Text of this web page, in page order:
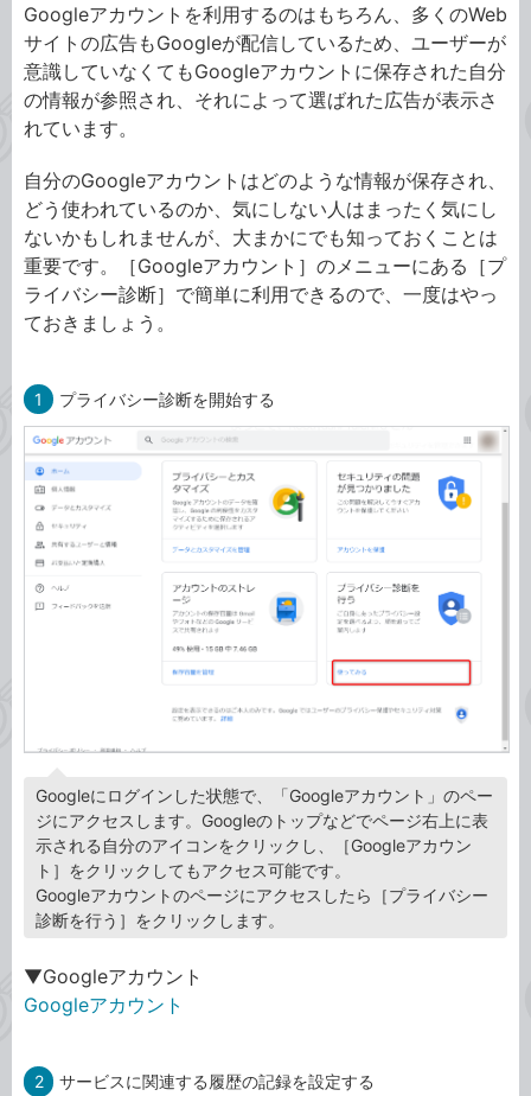
Googleアカウントを利用するのはもちろん、多くのWeb
サイトの広告もGoogleが配信しているため、ユーザーが
意識していなくてもGoogleアカウントに保存された自分
の情報が参照され、それによって選ばれた広告が表示さ
れています。
自分のGoogleアカウントはどのような情報が保存され、
どう使われているのか、気にしない人はまったく気にし
ないかもしれませんが、大まかにでも知っておくことは
重要です。［Googleアカウント］のメニューにある［プ
ライバシー診断］で簡単に利用できるので、一度はやっ
ておきましょう。
1 プライバシー診断を開始する
Googleにログインした状態で、「Googleアカウント」のペー
ジにアクセスします。Googleのトップなどでページ右上に表
示される自分のアイコンをクリックし、［Googleアカウン
ト］をクリックしてもアクセス可能です。
Googleアカウントのページにアクセスしたら［プライバシー
診断を行う］をクリックします。
▼Googleアカウント
Googleアカウント
2 サービスに関連する履歴の記録を設定する